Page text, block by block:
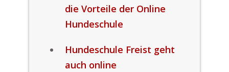
die Vorteile der Online
Hundeschule
Hundeschule Freist geht
auch online